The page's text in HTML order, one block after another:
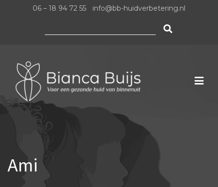
06 – 18 94 72 55 info@bb-huidverbetering.nl
Ami